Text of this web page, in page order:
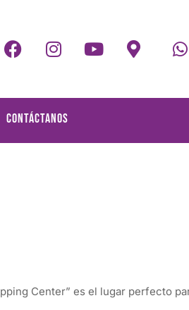
Contáctanos
Center” es el lugar perfecto